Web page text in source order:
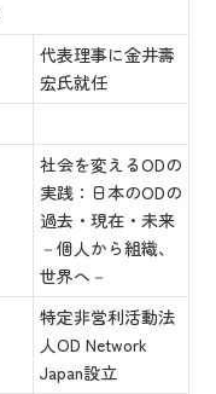
代表理事に金井壽
宏氏就任
社会を変えるODの
実践：日本のODの
過去・現在・未来
－個人から組織、
世界へ－
特定非営利活動法
人OD Network
Japan設立